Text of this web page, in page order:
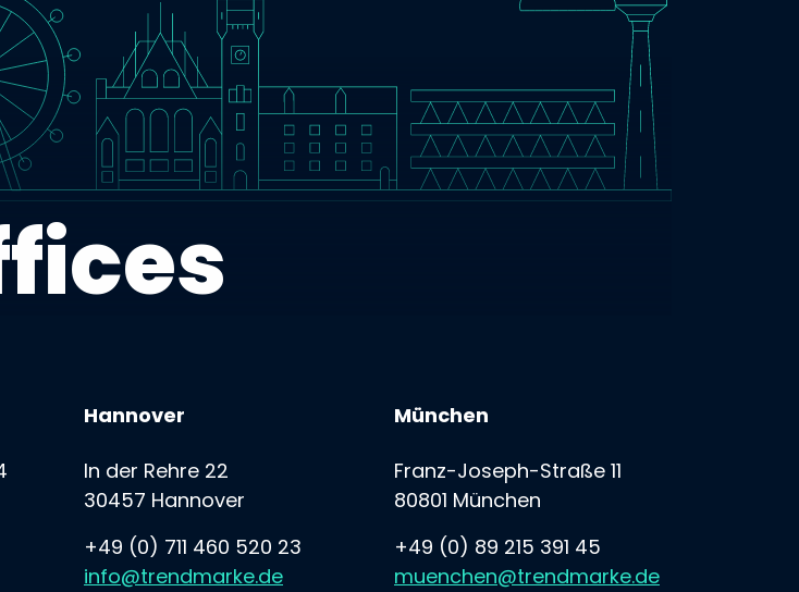
Hannover
In der Rehre 22
30457 Hannover
+49 (0) 711 460 520 23
info@trendmarke.de
München
Franz-Joseph-Straße 11
80801 München
+49 (0) 89 215 391 45
muenchen@trendmarke.de